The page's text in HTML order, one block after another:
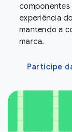
componentes
experiência
mantendo a
marca.
Participe